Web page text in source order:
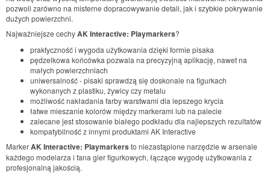
pozwoli zarówno na misterne dopracowywanie detali, jak i szybkie pokrywanie
dużych powierzchni.
Najważniejsze cechyAK Interactive: Playmarkers?
praktyczność i wygoda użytkowania dzięki formie pisaka
pędzelkowa końcówka pozwala na precyzyjną aplikację, nawet na
małych powierzchniach
uniwersalność - pisaki sprawdzą się doskonale na figurkach
wykonanych z plastiku, żywicy czy metalu
możliwość nakładania farby warstwami dla lepszego krycia
łatwe mieszanie kolorów między markerami lub na palecie
zalecane jest stosowanie białego podkładu dla najlepszych rezultatów
kompatybilność z innymi produktami AK Interactive
MarkerAK Interactive: Playmarkers to niezastąpione narzędzie w arsenale
każdego modelarza i fana gier figurkowych, łączące wygodę użytkowania z
profesjonalną jakością.